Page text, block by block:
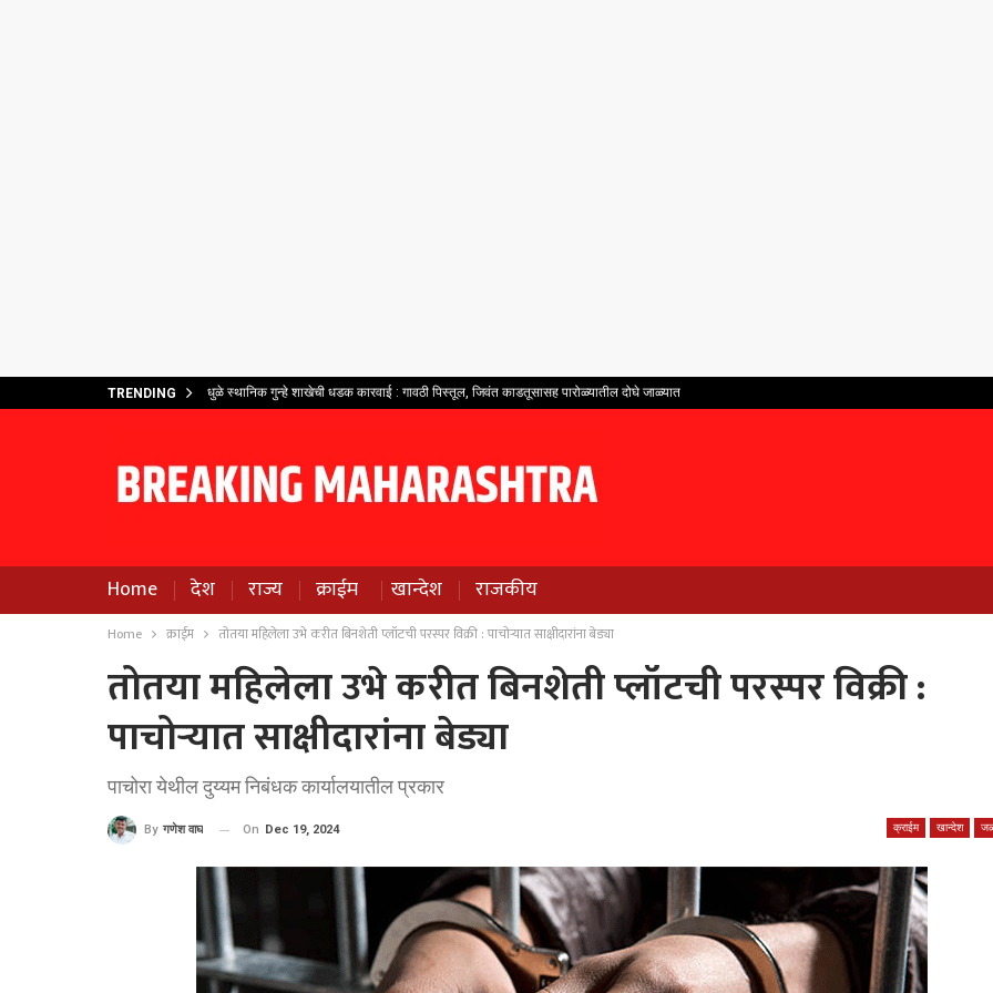
TRENDING धुळे स्थानिक गुन्हे शाखेची धडक कारवाई : गावठी पिस्तूल, जिवंत काडतूसासह पारोळ्यातील दोघे जाळ्यात
Home देश राज्य क्राईम खान्देश राजकीय
Home क्राईम तोतया महिलेला उभे करीत बिनशेती प्लॉटची परस्पर विक्री : पाचोर्‍यात साक्षीदारांना बेड्या
तोतया महिलेला उभे करीत बिनशेती प्लॉटची परस्पर विक्री :
पाचोर्‍यात साक्षीदारांना बेड्या
पाचोरा येथील दुय्यम निबंधक कार्यालयातील प्रकार
क्राईम खान्देश
By गणेश वाघ On Dec 19, 2024